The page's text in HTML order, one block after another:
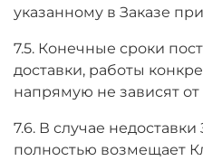
указанному в Заказе
7.5. Конечные сроки
доставки, работы
напрямую не зависят
7.6. В случае
полностью возмещает